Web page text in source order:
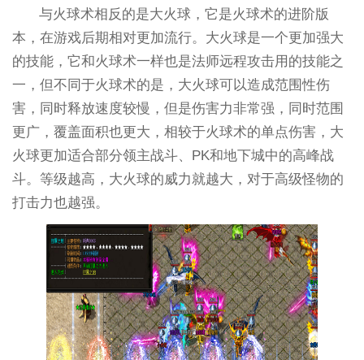
与火球术相反的是大火球，它是火球术的进阶版
本，在游戏后期相对更加流行。大火球是一个更加强大
的技能，它和火球术一样也是法师远程攻击用的技能之
一，但不同于火球术的是，大火球可以造成范围性伤
害，同时释放速度较慢，但是伤害力非常强，同时范围
更广，覆盖面积也更大，相较于火球术的单点伤害，大
火球更加适合部分领主战斗、PK和地下城中的高峰战
斗。等级越高，大火球的威力就越大，对于高级怪物的
打击力也越强。